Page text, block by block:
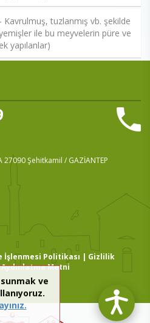
- Kavrulmuş, tuzlanmış vb. şekilde
ile bu meyvelerin püre ve
yapılanlar)
Şehitkamil / GAZİANTEP
İşlenmesi Politikası | Gizlilik
Aydınlatma Metni
ve